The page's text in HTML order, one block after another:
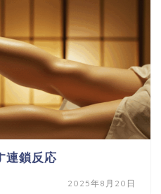
連鎖反応
2025年8月20日